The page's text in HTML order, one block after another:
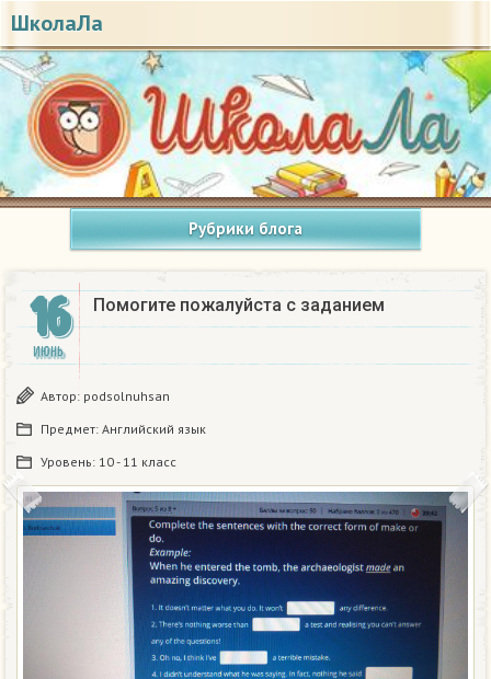
ШколаЛа
Рубрики блога
16
ИЮНЬ
Помогите пожалуйста с заданием
Автор: podsolnuhsan
Предмет: Английский язык
Уровень: 10 - 11 класс